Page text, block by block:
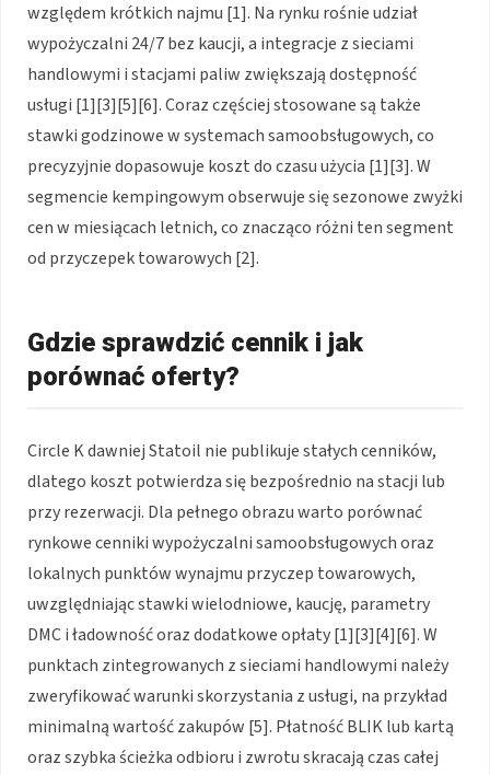
względem krótkich najmu [1]. Na rynku rośnie udział
wypożyczalni 24/7 bez kaucji, a integracje z sieciami
handlowymi i stacjami paliw zwiększają dostępność
usługi [1][3][5][6]. Coraz częściej stosowane są także
stawki godzinowe w systemach samoobsługowych, co
precyzyjnie dopasowuje koszt do czasu użycia [1][3]. W
segmencie kempingowym obserwuje się sezonowe zwyżki
cen w miesiącach letnich, co znacząco różni ten segment
od przyczepek towarowych [2].
Gdzie sprawdzić cennik i jak
porównać oferty?
Circle K dawniej Statoil nie publikuje stałych cenników,
dlatego koszt potwierdza się bezpośrednio na stacji lub
przy rezerwacji. Dla pełnego obrazu warto porównać
rynkowe cenniki wypożyczalni samoobsługowych oraz
lokalnych punktów wynajmu przyczep towarowych,
uwzględniając stawki wielodniowe, kaucję, parametry
DMC i ładowność oraz dodatkowe opłaty [1][3][4][6]. W
punktach zintegrowanych z sieciami handlowymi należy
zweryfikować warunki skorzystania z usługi, na przykład
minimalną wartość zakupów [5]. Płatność BLIK lub kartą
oraz szybka ścieżka odbioru i zwrotu skracają czas całej